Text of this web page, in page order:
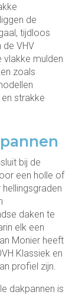
de
tijdloos
de VHV
vlakke mulden
zoals
strakke
bij de
een holle of
daken te
elk een
Monier heeft
Klassiek en
profiel zijn.
dakpannen is